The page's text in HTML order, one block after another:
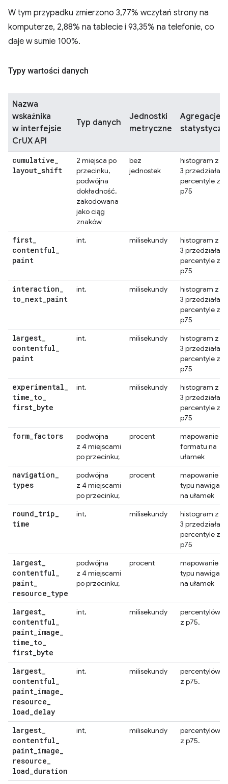
W tym przypadku zmierzono 3,77% wczytań strony na
komputerze, 2,88% na tablecie i 93,35% na telefonie, co
daje w sumie 100%.
Typy wartości danych
Nazwa
wskaźnika
w interfejsie
CrUX API
Typ danych
Jednostki
metryczne
Agregacje
cumulative_
layout_shift
2 miejsca po
przecinku,
podwójna
dokładność,
zakodowana
jako ciąg
znaków
bez
jednostek
histogram z
3
percentyle z
p75
first_
contentful_
paint
int, milisekundy
histogram z
3
percentyle z
p75
interaction_
to_next_paint
int, milisekundy
histogram z
3
percentyle z
p75
largest_
contentful_
paint
int, milisekundy
histogram z
3
percentyle z
p75
experimental_
time_to_
first_byte
int, milisekundy
histogram z
3
percentyle z
p75
form_factors
podwójna
z 4 miejscami
po przecinku;
procent
mapowanie
formatu na
ułamek
navigation_
types
podwójna
z 4 miejscami
po przecinku;
procent
mapowanie
typu nawigacji
na ułamek
round_trip_
time
int, milisekundy
histogram z
3
percentyle z
p75
largest_
contentful_
paint_
resource_type
podwójna
z 4 miejscami
po przecinku;
procent
mapowanie
typu nawigacji
na ułamek
largest_
contentful_
paint_image_
time_to_
first_byte
int, milisekundy
percentylów
z p75.
largest_
contentful_
paint_image_
resource_
load_delay
int, milisekundy
percentylów
z p75.
largest_
contentful_
paint_image_
resource_
load_duration
int, milisekundy
percentylów
z p75.